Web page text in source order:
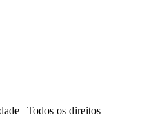
| Todos os direitos